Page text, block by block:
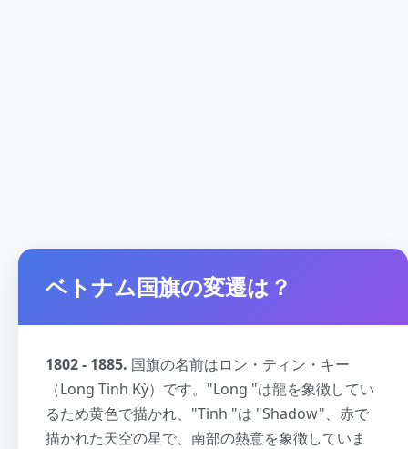
ベトナム国旗の変遷は？
1802 - 1885. 国旗の名前はロン・ティン・キー
（Long Tinh Kỳ）です。"Long "は龍を象徴してい
るため黄色で描かれ、"Tinh "は "Shadow"、赤で
描かれた天空の星で、南部の熱意を象徴していま